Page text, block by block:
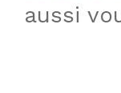
aussi